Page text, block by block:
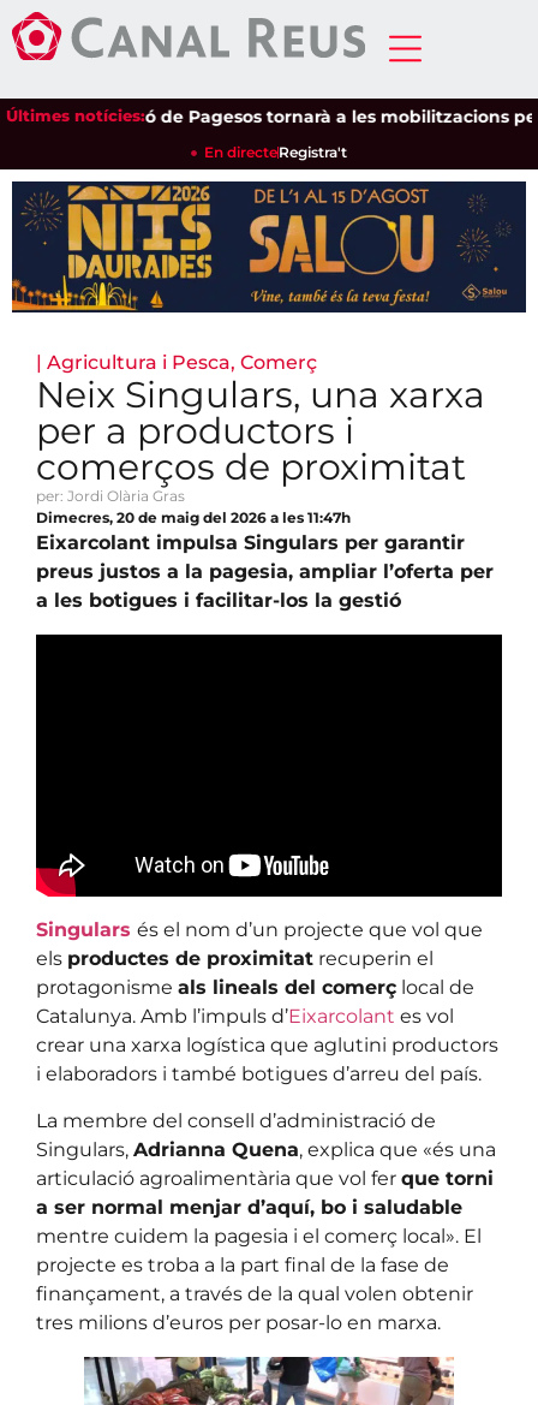
Últimes notícies:Unió de Pagesos tornarà a les mobilitzacions per
En directeRegistra't
| Agricultura i Pesca, Comerç
Neix Singulars, una xarxa
per a productors i
comerços de proximitat
per: Jordi Olària Gras
Dimecres, 20 de maig del 2026 a les 11:47h
Eixarcolant impulsa Singulars per garantir
preus justos a la pagesia, ampliar l’oferta per
a les botigues i facilitar-los la gestió
Singulars és el nom d’un projecte que vol que
els productes de proximitat recuperin el
protagonisme als lineals del comerç local de
Catalunya. Amb l’impuls d’Eixarcolant es vol
crear una xarxa logística que aglutini productors
i elaboradors i també botigues d’arreu del país.
La membre del consell d’administració de
Singulars, Adrianna Quena, explica que «és una
articulació agroalimentària que vol fer que torni
a ser normal menjar d’aquí, bo i saludable
mentre cuidem la pagesia i el comerç local». El
projecte es troba a la part final de la fase de
finançament, a través de la qual volen obtenir
tres milions d’euros per posar-lo en marxa.